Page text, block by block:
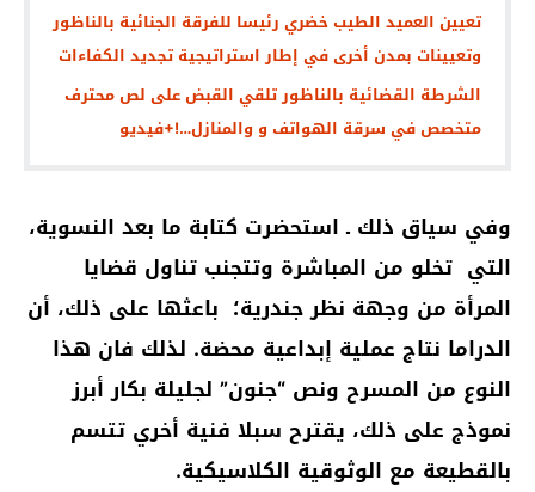
تعيين العميد الطيب خضري رئيسا للفرقة الجنائية بالناظور
وتعيينات بمدن أخرى في إطار استراتيجية تجديد الكفاءات
الشرطة القضائية بالناظور تلقي القبض على لص محترف
متخصص في سرقة الهواتف و والمنازل…!+فيديو
وفي سياق ذلك ـ استحضرت كتابة ما بعد النسوية،
التي تخلو من المباشرة وتتجنب تناول قضايا
المرأة من وجهة نظر جندرية؛ باعثها على ذلك، أن
الدراما نتاج عملية إبداعية محضة. لذلك فان هذا
النوع من المسرح ونص “جنون” لجليلة بكار أبرز
نموذج على ذلك، يقترح سبلا فنية أخري تتسم
بالقطيعة مع الوثوقية الكلاسيكية.